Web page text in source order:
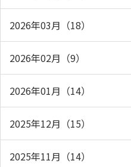
2026年03月（18）
2026年02月（9）
2026年01月（14）
2025年12月（15）
2025年11月（14）